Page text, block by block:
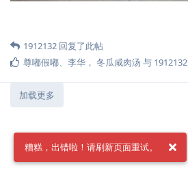
1912132 回复了此帖
尊嘟假嘟、 李华 ， 冬瓜咸肉汤 与 1912132
加载更多
糟糕，出错啦！请刷新页面重试。